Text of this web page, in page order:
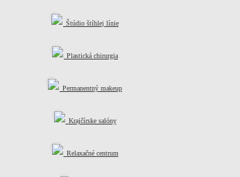
Štúdio štíhlej línie
Plastická chirurgia
Permanentný makeup
Krajčírske salóny
Relaxačné centrum